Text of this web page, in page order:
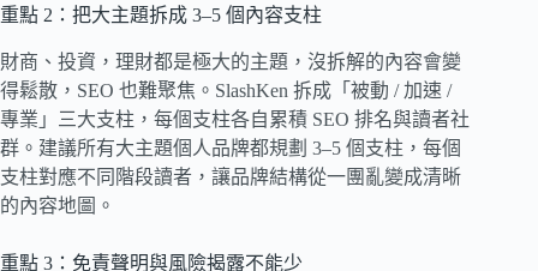
重點 2：把大主題拆成 3–5 個內容支柱
財商、投資，理財都是極大的主題，沒拆解的內容會變
得鬆散，SEO 也難聚焦。SlashKen 拆成「被動 / 加速 /
專業」三大支柱，每個支柱各自累積 SEO 排名與讀者社
群。建議所有大主題個人品牌都規劃 3–5 個支柱，每個
支柱對應不同階段讀者，讓品牌結構從一團亂變成清晰
的內容地圖。
重點 3：免責聲明與風險揭露不能少